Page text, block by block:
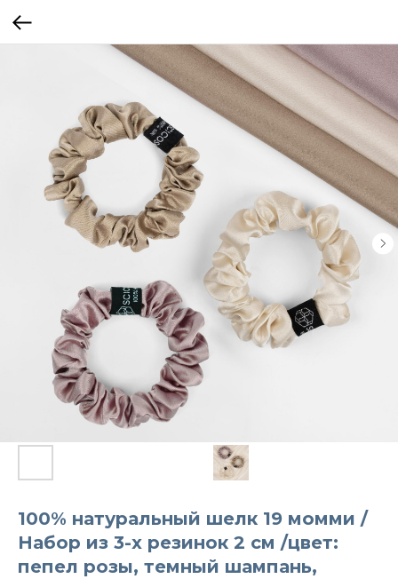
100% натуральный шелк 19 момми /
Набор из 3-х резинок 2 см /цвет:
пепел розы, темный шампань,